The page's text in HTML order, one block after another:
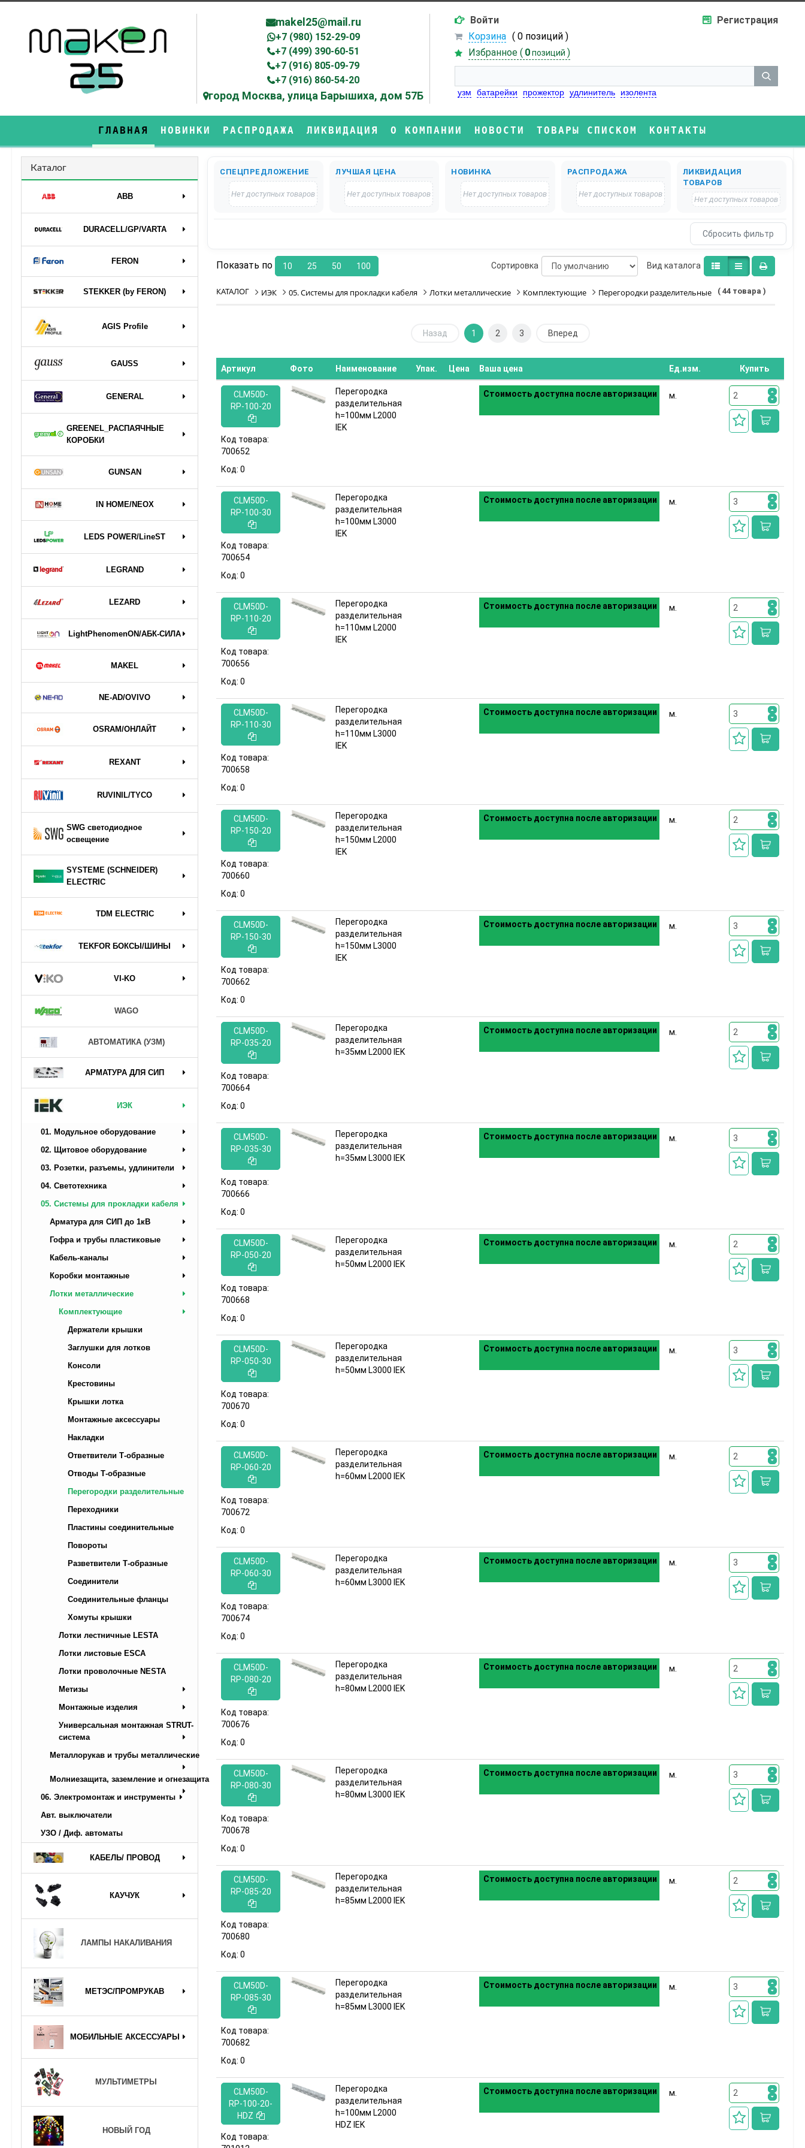
makel25@mail.ru
+7 (980) 152-29-09
+7 (499) 390-60-51
+7 (916) 805-09-79
+7 (916) 860-54-20
город Москва, улица Барышиха, дом 57Б
Войти
Регистрация
Корзина ( 0 позиций )
Избранное ( 0 позиций )
узм батарейки прожектор удлинитель изолента
ГЛАВНАЯ НОВИНКИ РАСПРОДАЖА ЛИКВИДАЦИЯ О КОМПАНИИ НОВОСТИ ТОВАРЫ СПИСКОМ КОНТАКТЫ
Каталог
ABB
DURAСELL/GP/VARTA
FERON
STEKKER (by FERON)
AGIS Profile
GAUSS
GENERAL
GREENEL_РАСПАЯЧНЫЕ
КОРОБКИ
GUNSAN
IN HOME/NEOX
LEDS POWER/LineST
LEGRAND
LEZARD
LightPhenomenON/АБК-СИЛА
MAKEL
NE-AD/OVIVO
OSRAM/ОНЛАЙТ
REXANT
RUVINIL/TYCO
SWG светодиодное
освещение
SYSTEME (SCHNEIDER)
ELECTRIC
TDM ELECTRIC
TEKFOR БОКСЫ/ШИНЫ
VI-KO
WAGO
АВТОМАТИКА (УЗМ)
АРМАТУРА ДЛЯ СИП
ИЭК
01. Модульное оборудование
02. Щитовое оборудование
03. Розетки, разъемы, удлинители
04. Светотехника
05. Системы для прокладки кабеля
Арматура для СИП до 1кВ
Гофра и трубы пластиковые
Кабель-каналы
Коробки монтажные
Лотки металлические
Комплектующие
Держатели крышки
Заглушки для лотков
Консоли
Крестовины
Крышки лотка
Монтажные аксессуары
Накладки
Ответвители Т-образные
Отводы Т-образные
Перегородки разделительные
Переходники
Пластины соединительные
Повороты
Разветвители Т-образные
Соединители
Соединительные фланцы
Хомуты крышки
Лотки лестничные LESTA
Лотки листовые ESCA
Лотки проволочные NESTA
Метизы
Монтажные изделия
Универсальная монтажная STRUT-
система
Металлорукав и трубы металлические
Молниезащита, заземление и огнезащита
06. Электромонтаж и инструменты
Авт. выключатели
УЗО / Диф. автоматы
КАБЕЛЬ/ ПРОВОД
КАУЧУК
ЛАМПЫ НАКАЛИВАНИЯ
МЕТЭС/ПРОМРУКАВ
МОБИЛЬНЫЕ АКСЕССУАРЫ
МУЛЬТИМЕТРЫ
НОВЫЙ ГОД
СПЕЦПРЕДЛОЖЕНИЕ
Нет доступных товаров
ЛУЧШАЯ ЦЕНА
Нет доступных товаров
НОВИНКА
Нет доступных товаров
РАСПРОДАЖА
Нет доступных товаров
ЛИКВИДАЦИЯ
ТОВАРОВ
Нет доступных товаров
Показать по 10 25 50 100 Bид каталога
Сортировка
КАТАЛОГ ИЭК 05. Системы для прокладки кабеля Лотки металлические Комплектующие Перегородки разделительные ( 44 товара )
Назад 1 2 3 Вперед
Артикул Фото Наименование Упак. Цена Ваша цена Ед.изм. Купить
CLM50D-
RP-100-20
Код товара:
700652
Код: 0
Перегородка
разделительная
h=100мм L2000
IEK
Стоимость доступна после авторизации м.
CLM50D-
RP-100-30
Код товара:
700654
Код: 0
Перегородка
разделительная
h=100мм L3000
IEK
Стоимость доступна после авторизации м.
CLM50D-
RP-110-20
Код товара:
700656
Код: 0
Перегородка
разделительная
h=110мм L2000
IEK
Стоимость доступна после авторизации м.
CLM50D-
RP-110-30
Код товара:
700658
Код: 0
Перегородка
разделительная
h=110мм L3000
IEK
Стоимость доступна после авторизации м.
CLM50D-
RP-150-20
Код товара:
700660
Код: 0
Перегородка
разделительная
h=150мм L2000
IEK
Стоимость доступна после авторизации м.
CLM50D-
RP-150-30
Код товара:
700662
Код: 0
Перегородка
разделительная
h=150мм L3000
IEK
Стоимость доступна после авторизации м.
CLM50D-
RP-035-20
Код товара:
700664
Код: 0
Перегородка
разделительная
h=35мм L2000 IEK
Стоимость доступна после авторизации м.
CLM50D-
RP-035-30
Код товара:
700666
Код: 0
Перегородка
разделительная
h=35мм L3000 IEK
Стоимость доступна после авторизации м.
CLM50D-
RP-050-20
Код товара:
700668
Код: 0
Перегородка
разделительная
h=50мм L2000 IEK
Стоимость доступна после авторизации м.
CLM50D-
RP-050-30
Код товара:
700670
Код: 0
Перегородка
разделительная
h=50мм L3000 IEK
Стоимость доступна после авторизации м.
CLM50D-
RP-060-20
Код товара:
700672
Код: 0
Перегородка
разделительная
h=60мм L2000 IEK
Стоимость доступна после авторизации м.
CLM50D-
RP-060-30
Код товара:
700674
Код: 0
Перегородка
разделительная
h=60мм L3000 IEK
Стоимость доступна после авторизации м.
CLM50D-
RP-080-20
Код товара:
700676
Код: 0
Перегородка
разделительная
h=80мм L2000 IEK
Стоимость доступна после авторизации м.
CLM50D-
RP-080-30
Код товара:
700678
Код: 0
Перегородка
разделительная
h=80мм L3000 IEK
Стоимость доступна после авторизации м.
CLM50D-
RP-085-20
Код товара:
700680
Код: 0
Перегородка
разделительная
h=85мм L2000 IEK
Стоимость доступна после авторизации м.
CLM50D-
RP-085-30
Код товара:
700682
Код: 0
Перегородка
разделительная
h=85мм L3000 IEK
Стоимость доступна после авторизации м.
CLM50D-
RP-100-20-
HDZ
Код товара:
Перегородка
разделительная
h=100мм L2000
HDZ IEK
Стоимость доступна после авторизации м.